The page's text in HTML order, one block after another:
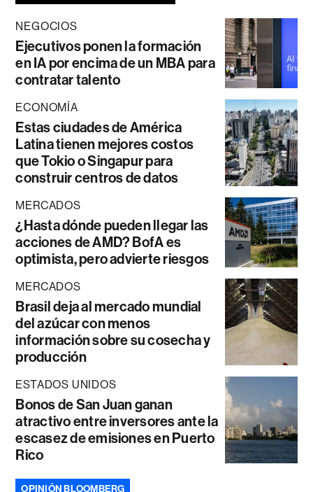
NEGOCIOS
Ejecutivos ponen la formación
en IA por encima de un MBA para
contratar talento
ECONOMÍA
Estas ciudades de América
Latina tienen mejores costos
que Tokio o Singapur para
construir centros de datos
MERCADOS
¿Hasta dónde pueden llegar las
acciones de AMD? BofA es
optimista, pero advierte riesgos
MERCADOS
Brasil deja al mercado mundial
del azúcar con menos
información sobre su cosecha y
producción
ESTADOS UNIDOS
Bonos de San Juan ganan
atractivo entre inversores ante la
escasez de emisiones en Puerto
Rico
OPINIÓN BLOOMBERG